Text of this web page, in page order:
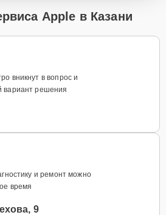
Apple в Казани
вникнут в вопрос и
вариант решения
и ремонт можно
время
9